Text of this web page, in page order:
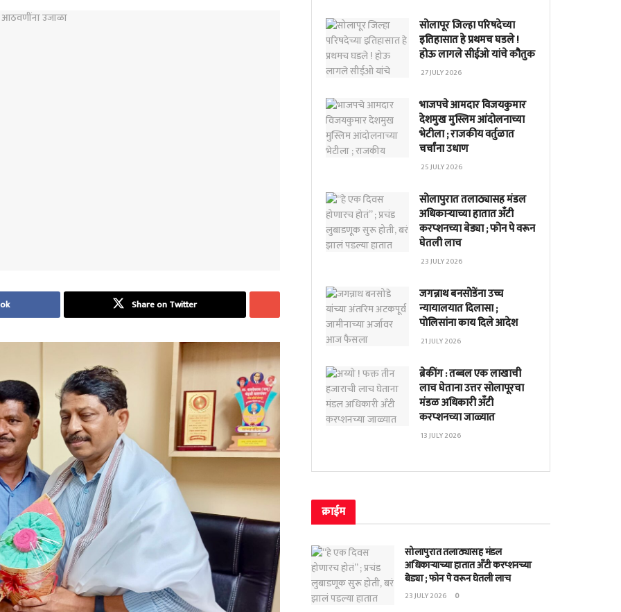
Share on Twitter
सोलापूर जिल्हा परिषदेच्या
इतिहासात हे प्रथमच घडले !
होऊ लागले सीईओ यांचे कौतुक
27 JULY 2026
भाजपचे आमदार विजयकुमार
देशमुख मुस्लिम आंदोलनाच्या
भेटीला ; राजकीय वर्तुळात
चर्चांना उधाण
25 JULY 2026
सोलापुरात तलाठ्यासह मंडल
अधिकाऱ्याच्या हातात अँटी
करप्शनच्या बेड्या ; फोन पे वरून
घेतली लाच
23 JULY 2026
जगन्नाथ बनसोडेंना उच्च
न्यायालयात दिलासा ;
पोलिसांना काय दिले आदेश
21 JULY 2026
ब्रेकींग : तब्बल एक लाखाची
लाच घेताना उत्तर सोलापूरचा
मंडळ अधिकारी अँटी
करप्शनच्या जाळ्यात
13 JULY 2026
क्राईम
सोलापुरात तलाठ्यासह मंडल
अधिकाऱ्याच्या हातात अँटी करप्शनच्या
बेड्या ; फोन पे वरून घेतली लाच
23 JULY 2026 0